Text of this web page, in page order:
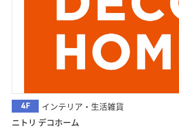
4F
インテリア・生活雑貨
ニトリ デコホーム